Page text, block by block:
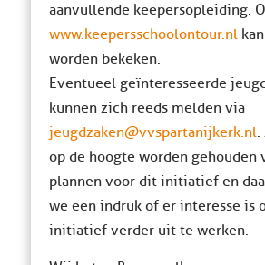
aanvullende keepersopleiding.
www.keepersschoolontour.nl
worden bekeken.
Eventueel geïnteresseerde
kunnen zich reeds melden via
jeugdzaken@vvspartanijkerk.nl.
op de hoogte worden gehouden
plannen voor dit initiatief en
we een indruk of er interesse is
initiatief verder uit te werken.